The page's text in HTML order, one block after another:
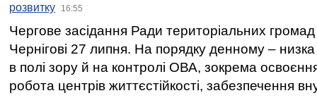
розвитку 16:55
Чергове засідання Ради територіальних громад
Чернігові 27 липня. На порядку денному –
в полі зору й на контролі ОВА, зокрема освоєння
робота центрів життєстійкості, забезпечення